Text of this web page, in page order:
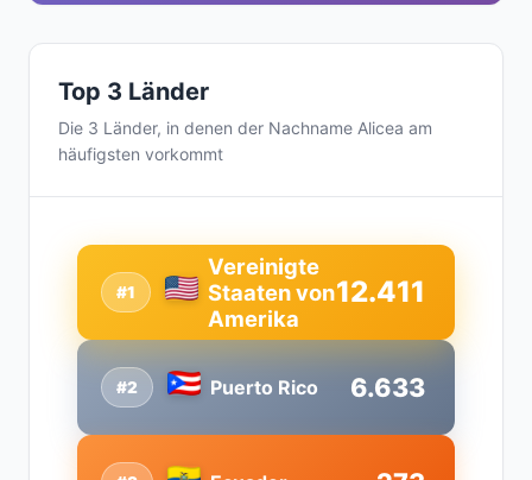
Top 3 Länder
Die 3 Länder, in denen der Nachname Alicea am
häufigsten vorkommt
#2 Puerto Rico 6.633
#1
Vereinigte
Staaten von
Amerika
12.411